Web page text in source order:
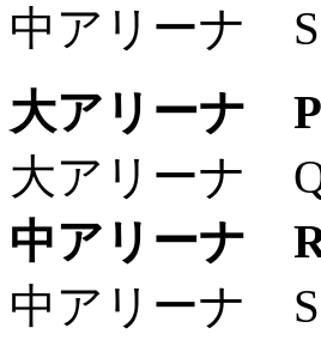
中アリーナ
大アリーナ
大アリーナ
中アリーナ
中アリーナ